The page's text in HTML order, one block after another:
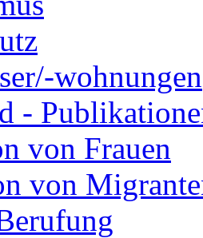
wohnungen
-
von Frauen
von